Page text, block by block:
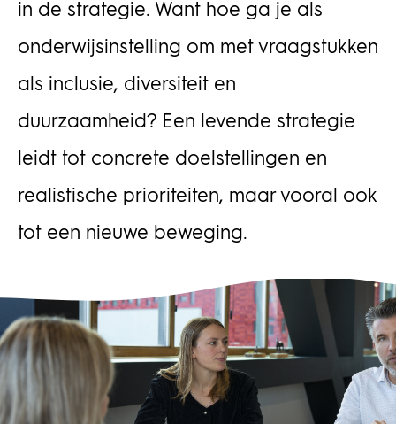
in de strategie. Want hoe ga je als
onderwijsinstelling om met vraagstukken
als inclusie, diversiteit en
duurzaamheid? Een levende strategie
leidt tot concrete doelstellingen en
realistische prioriteiten, maar vooral ook
tot een nieuwe beweging.